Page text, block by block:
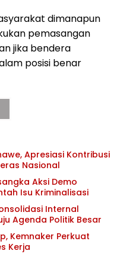
dimanapun
pemasangan
jika bendera
posisi benar
Apresiasi Kontribusi
Nasional
Aksi Demo
Isu Kriminalisasi
Internal
Agenda Politik Besar
Kemnaker Perkuat
Kerja